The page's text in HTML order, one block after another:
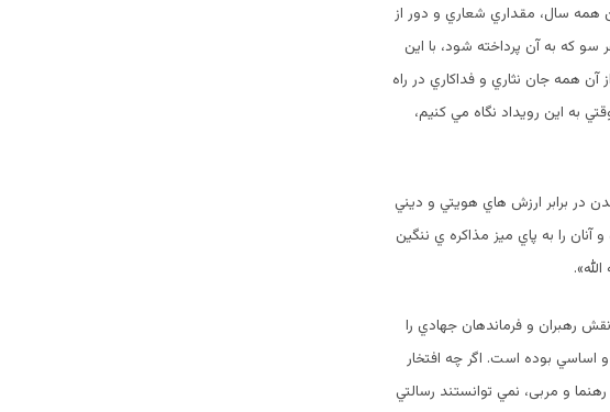
سال، مقداري شعاري و دور از
سو كه به آن پرداخته شود، با اين
همه جان نثاري و فداكاري در راه
به اين رويداد نگاه مي كنيم،
در برابر ارزش هاي هويتي و ديني
را به پاي ميز مذاكره ي ننگین
رهبران و فرماندهان جهادي را
اساسي بوده است. اگر چه افتخار
و مربی، نمي توانستند رسالتي